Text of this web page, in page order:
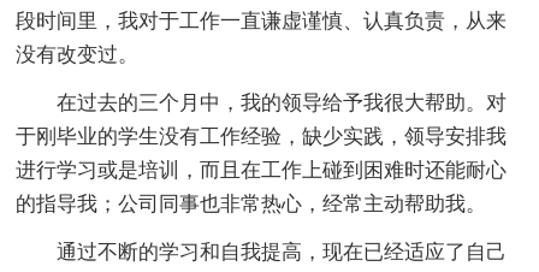
段时间里，我对于工作一直谦虚谨慎、认真负责，从来
没有改变过。
在过去的三个月中，我的领导给予我很大帮助。对
于刚毕业的学生没有工作经验，缺少实践，领导安排我
进行学习或是培训，而且在工作上碰到困难时还能耐心
的指导我；公司同事也非常热心，经常主动帮助我。
通过不断的学习和自我提高，现在已经适应了自己